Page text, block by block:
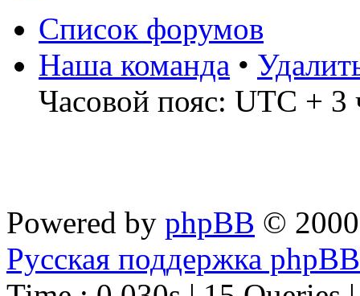
Список форумов
Наша команда •
Часовой пояс: UTC + 3
Powered by phpBB ©
Русская поддержка phpBB